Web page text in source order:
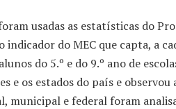
usadas as estatísticas do
indicador do MEC que capta, a
do 5.º e do 9.º ano de
e os estados do país e
municipal e federal foram